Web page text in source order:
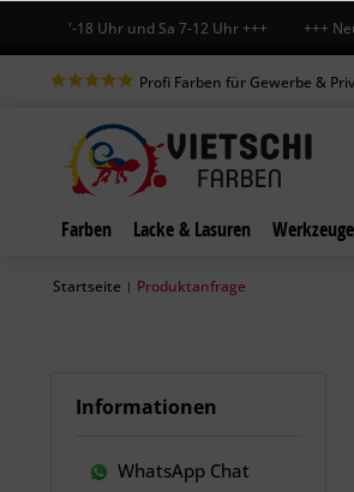
Fr 7-18 Uhr und Sa 7-12 Uhr +++ +++ Neue
Profi Farben für Gewerbe &
Farben Lacke & Lasuren Werkzeuge
Startseite | Produktanfrage
Informationen
WhatsApp Chat